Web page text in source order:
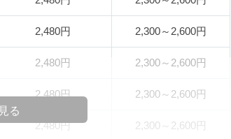
2,480円 2,300～2,600円
2,480円 2,300～2,600円
2,480円 2,300～2,600円
2,480円 2,300～2,600円
る